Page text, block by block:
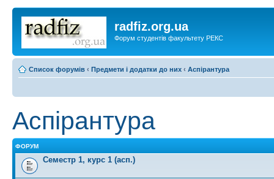
radfiz.org.ua
Форум студентів факультету РЕКС
Список форумів ‹ Предмети і додатки до них ‹ Аспірантура
Аспірантура
ФОРУМ
Семестр 1, курс 1 (асп.)